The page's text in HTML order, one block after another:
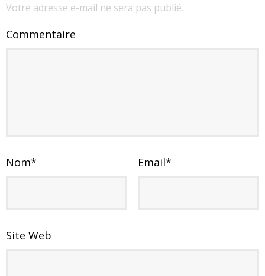
Votre adresse e-mail ne sera pas publié.
Commentaire
Nom* Email*
Site Web